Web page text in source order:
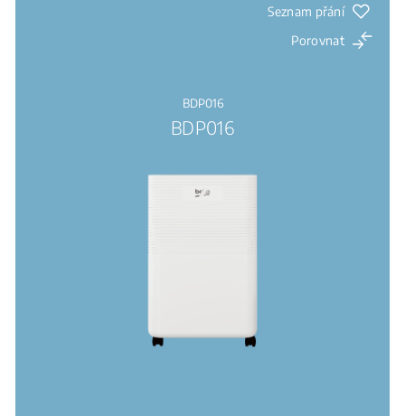
Seznam přání
Porovnat
BDP016
BDP016